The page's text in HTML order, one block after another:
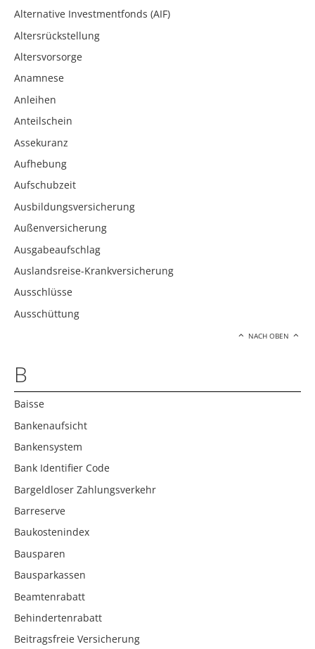
Alternative Investmentfonds (AIF)
Altersrückstellung
Altersvorsorge
Anamnese
Anleihen
Anteilschein
Assekuranz
Aufhebung
Aufschubzeit
Ausbildungsversicherung
Außenversicherung
Ausgabeaufschlag
Auslandsreise-Krankversicherung
Ausschlüsse
Ausschüttung
NACH OBEN
B
Baisse
Bankenaufsicht
Bankensystem
Bank Identifier Code
Bargeldloser Zahlungsverkehr
Barreserve
Baukostenindex
Bausparen
Bausparkassen
Beamtenrabatt
Behindertenrabatt
Beitragsfreie Versicherung